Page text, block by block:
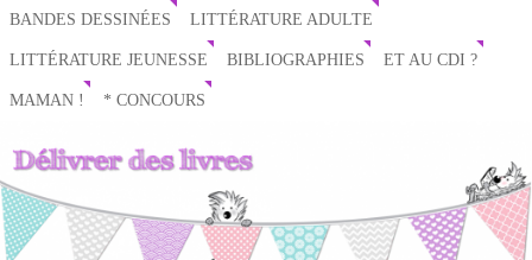
BANDES DESSINÉES LITTÉRATURE ADULTE
LITTÉRATURE JEUNESSE BIBLIOGRAPHIES ET AU CDI ?
MAMAN ! * CONCOURS